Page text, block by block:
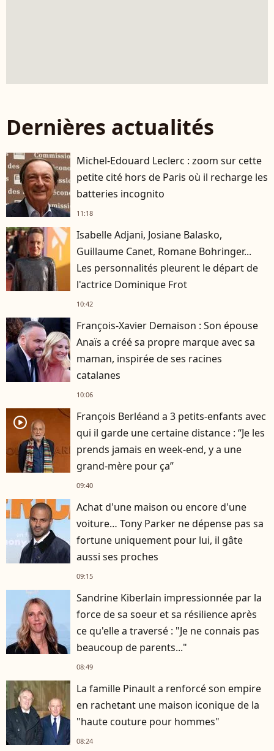
Dernières actualités
Michel-Edouard Leclerc : zoom sur cette
petite cité hors de Paris où il recharge les
batteries incognito
11:18
Isabelle Adjani, Josiane Balasko,
Guillaume Canet, Romane Bohringer...
Les personnalités pleurent le départ de
l'actrice Dominique Frot
10:42
François-Xavier Demaison : Son épouse
Anaïs a créé sa propre marque avec sa
maman, inspirée de ses racines
catalanes
10:06
player2
François Berléand a 3 petits-enfants avec
qui il garde une certaine distance : “Je les
prends jamais en week-end, y a une
grand-mère pour ça”
09:40
Achat d'une maison ou encore d'une
voiture… Tony Parker ne dépense pas sa
fortune uniquement pour lui, il gâte
aussi ses proches
09:15
Sandrine Kiberlain impressionnée par la
force de sa soeur et sa résilience après
ce qu'elle a traversé : "Je ne connais pas
beaucoup de parents..."
08:49
La famille Pinault a renforcé son empire
en rachetant une maison iconique de la
"haute couture pour hommes"
08:24